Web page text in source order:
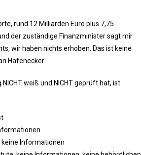
rund 12 Milliarden Euro plus 7,75
der zuständige Finanzminister sagt mir
wir haben nichts erhoben. Das ist keine
Hafenecker.
weiß und NICHT geprüft hat, ist
Informationen